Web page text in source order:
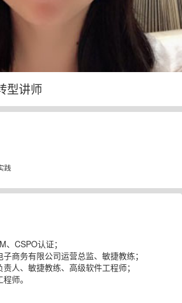
讲师
践
、CSPO认证；
商务有限公司运营总监、敏捷教练；
人、敏捷教练、高级软件工程师；
师。